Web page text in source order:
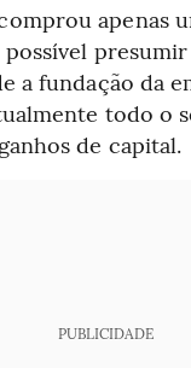
apenas
possível
a fundação da
todo o
de capital.
PUBLICIDADE